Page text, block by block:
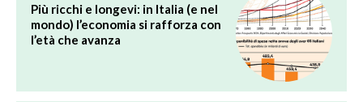
Più ricchi e longevi: in Italia (e nel
mondo) l’economia si rafforza con
l’età che avanza